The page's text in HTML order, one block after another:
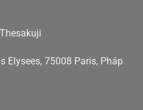
Elysees, 75008 Paris, Pháp